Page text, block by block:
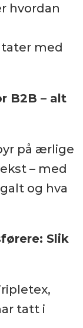
hvordan
med
B2B – alt
på ærlige
– med
og hva
Slik
tatt i